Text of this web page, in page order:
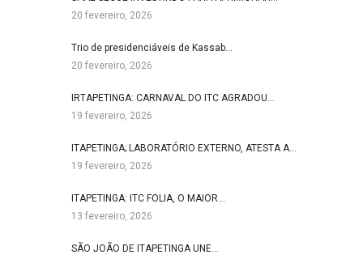
20 fevereiro, 2026
Trio de presidenciáveis de Kassab…
20 fevereiro, 2026
IRTAPETINGA: CARNAVAL DO ITC AGRADOU…
19 fevereiro, 2026
ITAPETINGA; LABORATÓRIO EXTERNO, ATESTA A…
19 fevereiro, 2026
ITAPETINGA: ITC FOLIA, O MAIOR…
13 fevereiro, 2026
SÃO JOÃO DE ITAPETINGA UNE…